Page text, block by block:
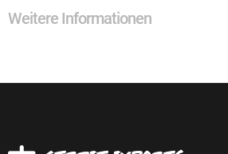
Weitere Informationen